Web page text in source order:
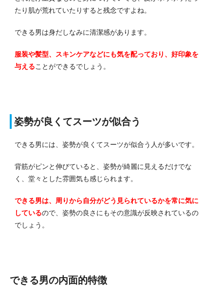
たり肌が荒れていたりすると残念ですよね。
できる男は身だしなみに清潔感があります。
服装や髪型、スキンケアなどにも気を配っており、好印象を
与えることができるでしょう。
姿勢が良くてスーツが似合う
できる男には、姿勢が良くてスーツが似合う人が多いです。
背筋がピンと伸びていると、姿勢が綺麗に見えるだけでな
く、堂々とした雰囲気も感じられます。
できる男は、周りから自分がどう見られているかを常に気に
しているので、姿勢の良さにもその意識が反映されているの
でしょう。
できる男の内面的特徴